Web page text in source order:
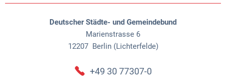
Deutscher Städte- und Gemeindebund
Marienstrasse 6
12207 Berlin (Lichterfelde)
+49 30 77307-0